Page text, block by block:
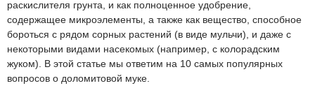
раскислителя грунта, и как полноценное удобрение,
содержащее микроэлементы, а также как вещество, способное
бороться с рядом сорных растений (в виде мульчи), и даже с
некоторыми видами насекомых (например, с колорадским
жуком). В этой статье мы ответим на 10 самых популярных
вопросов о доломитовой муке.